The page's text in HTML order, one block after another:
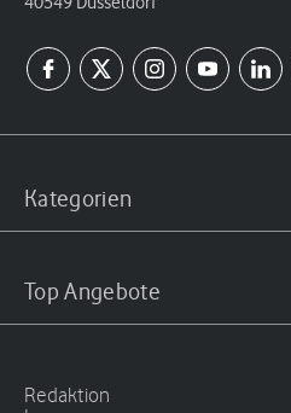
Kategorien
Top Angebote
Redaktion